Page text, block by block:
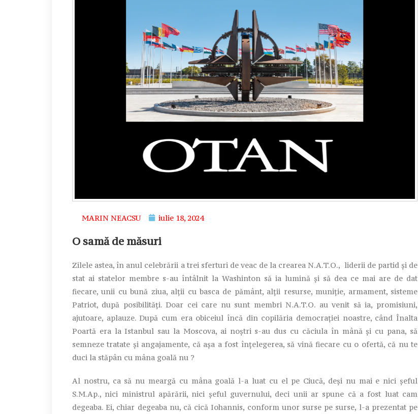
MARIN NEACSU iulie 18, 2024
O samă de măsuri
Zilele astea, în anul celebrării a trei sferturi de veac de la crearea N.A.T.O., liderii de partid și de
stat ai statelor membre s-au întâlnit la Washinton să ia lumină și să dea ce mai are de dat
fiecare, unii cu bună ziua, alții cu basca de pământ, alții resurse, muniție, armament, sisteme
Patriot, după posibilități. Doar cei care nu sunt membri N.A.T.O. au venit să ia, promisiuni,
ajutoare, aplauze. După cum era obiceiul încă din copilăria democrației noastre, când Înalta
Poartă era la Istanbul sau la Moscova, ai noștri s-au dus cu căciula în mână și cu pana, să
semneze tratate și angajamente, că așa a fost înțelegerea, să vină fiecare cu o ofertă, că nu te
duci la stăpân cu mâna goală nu ?
Al nostru, ca să nu meargă cu mâna goală l-a luat cu el pe Ciucă, deși nu mai e nici șeful
S.M.Ap., nici ministrul apărării, nici șeful guvernului, deci unii ar spune că a fost luat cam
degeaba. Ei, chiar degeaba nu, că cică Iohannis, conform unor surse pe surse, l-a prezentat pe